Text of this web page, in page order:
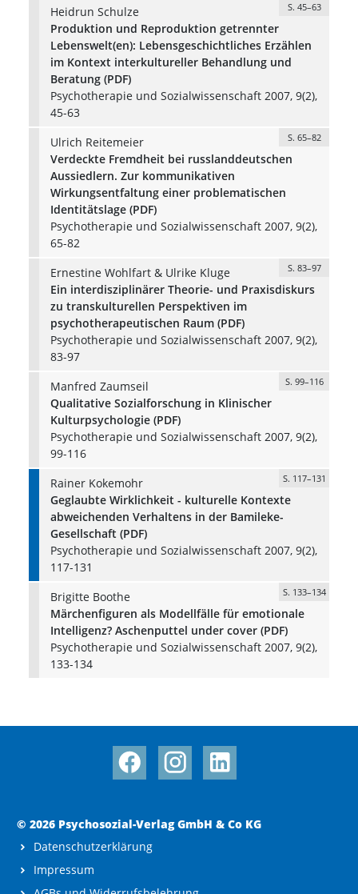
Heidrun Schulze
S. 45–63
Produktion und Reproduktion getrennter
Lebenswelt(en): Lebensgeschichtliches Erzählen
im Kontext interkultureller Behandlung und
Beratung (PDF)
Psychotherapie und Sozialwissenschaft 2007, 9(2),
45-63
Ulrich Reitemeier
S. 65–82
Verdeckte Fremdheit bei russlanddeutschen
Aussiedlern. Zur kommunikativen
Wirkungsentfaltung einer problematischen
Identitätslage (PDF)
Psychotherapie und Sozialwissenschaft 2007, 9(2),
65-82
Ernestine Wohlfart & Ulrike Kluge
S. 83–97
Ein interdisziplinärer Theorie- und Praxisdiskurs
zu transkulturellen Perspektiven im
psychotherapeutischen Raum (PDF)
Psychotherapie und Sozialwissenschaft 2007, 9(2),
83-97
Manfred Zaumseil
S. 99–116
Qualitative Sozialforschung in Klinischer
Kulturpsychologie (PDF)
Psychotherapie und Sozialwissenschaft 2007, 9(2),
99-116
Rainer Kokemohr
S. 117–131
Geglaubte Wirklichkeit - kulturelle Kontexte
abweichenden Verhaltens in der Bamileke-
Gesellschaft (PDF)
Psychotherapie und Sozialwissenschaft 2007, 9(2),
117-131
Brigitte Boothe
S. 133–134
Märchenfiguren als Modellfälle für emotionale
Intelligenz? Aschenputtel under cover (PDF)
Psychotherapie und Sozialwissenschaft 2007, 9(2),
133-134
© 2026 Psychosozial-Verlag GmbH & Co KG
Datenschutzerklärung
Impressum